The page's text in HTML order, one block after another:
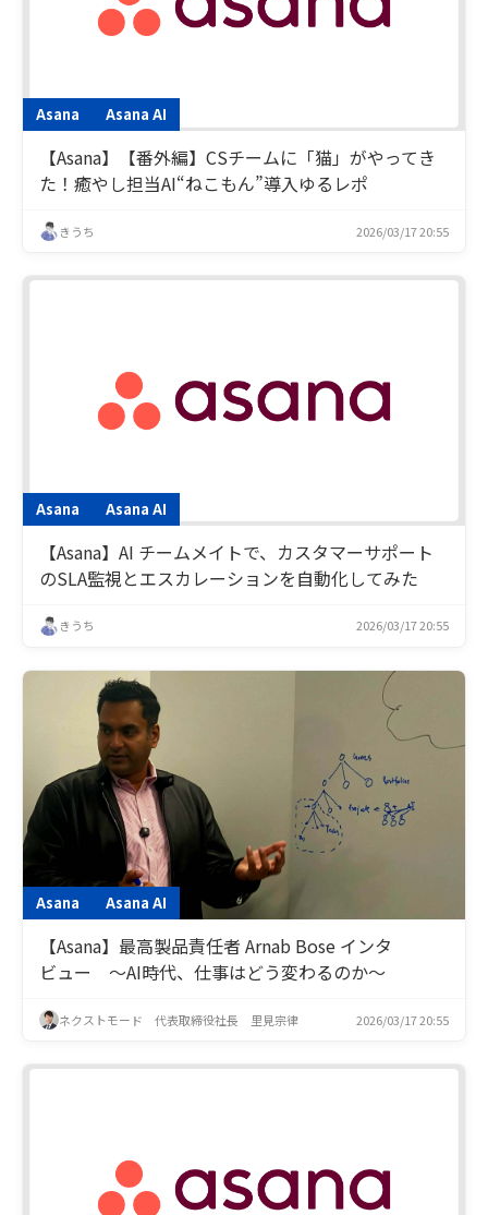
Asana Asana AI
【Asana】【番外編】CSチームに「猫」がやってき
た！癒やし担当AI“ねこもん”導入ゆるレポ
きうち 2026/03/17 20:55
Asana Asana AI
【Asana】AI チームメイトで、カスタマーサポート
のSLA監視とエスカレーションを自動化してみた
きうち 2026/03/17 20:55
Asana Asana AI
【Asana】最高製品責任者 Arnab Bose インタ
ビュー ～AI時代、仕事はどう変わるのか～
ネクストモード 代表取締役社長 里見宗律 2026/03/17 20:55